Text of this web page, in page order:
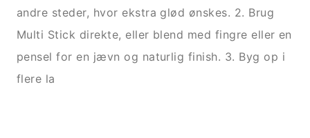
andre steder, hvor ekstra glød ønskes. 2. Brug
Multi Stick direkte, eller blend med fingre eller en
pensel for en jævn og naturlig finish. 3. Byg op i
flere la